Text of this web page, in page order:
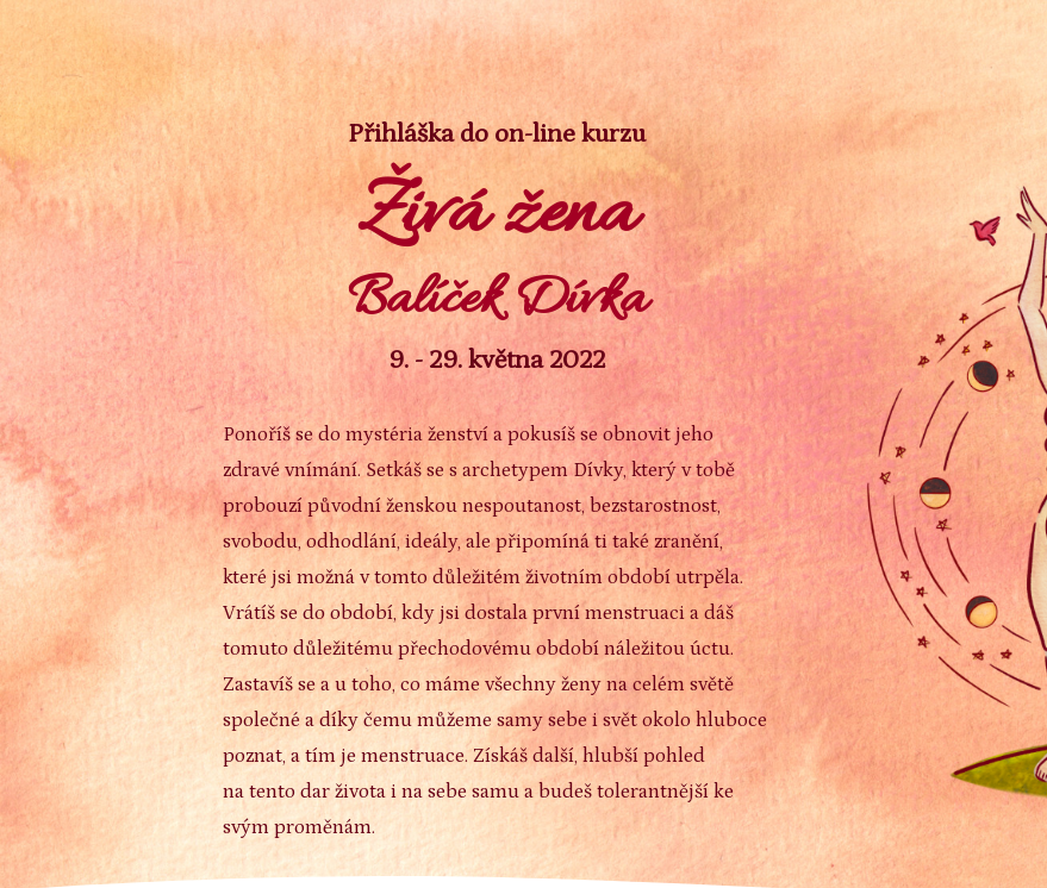
Přihláška do on-line kurzu
Živá žena
Balíček Dívka
9. - 29. května 2022
Ponoříš se do mystéria ženství a pokusíš se obnovit jeho
zdravé vnímání. Setkáš se s archetypem Dívky, který v tobě
probouzí původní ženskou nespoutanost, bezstarostnost,
svobodu, odhodlání, ideály, ale připomíná ti také zranění,
které jsi možná v tomto důležitém životním období utrpěla.
Vrátíš se do období, kdy jsi dostala první menstruaci a dáš
tomuto důležitému přechodovému období náležitou úctu.
Zastavíš se a u toho, co máme všechny ženy na celém světě
společné a díky čemu můžeme samy sebe i svět okolo hluboce
poznat, a tím je menstruace. Získáš další, hlubší pohled
na tento dar života i na sebe samu a budeš tolerantnější ke
svým proměnám.